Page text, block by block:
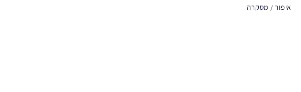
איפור מסקרה